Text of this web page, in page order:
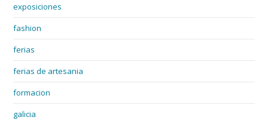
exposiciones
fashion
ferias
ferias de artesania
formacion
galicia